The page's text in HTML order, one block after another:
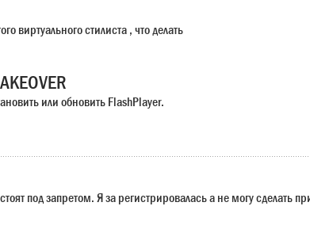
виртуального стилиста , что делать
или обновить FlashPlayer.
под запретом. Я за регистрировалась а не могу сделать